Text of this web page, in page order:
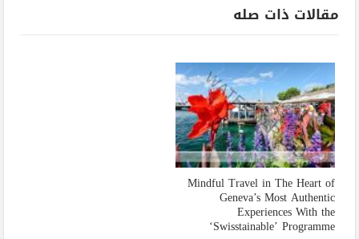
مقالات ذات صله
Mindful Travel in The Heart of
Geneva’s Most Authentic
Experiences With the
‘Swisstainable’ Programme